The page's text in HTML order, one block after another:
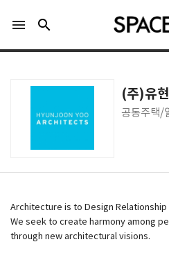
LOGIN
Facebook 로그인
menu search
(주)유
공동주택/
Architecture is to Design Relationship
We seek to create harmony among
through new architectural visions.